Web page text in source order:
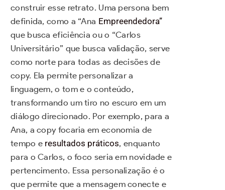
construir esse retrato. Uma persona bem
definida, como a “Ana Empreendedora”
que busca eficiência ou o “Carlos
Universitário” que busca validação, serve
como norte para todas as decisões de
copy. Ela permite personalizar a
linguagem, o tom e o conteúdo,
transformando um tiro no escuro em um
diálogo direcionado. Por exemplo, para a
Ana, a copy focaria em economia de
tempo e resultados práticos, enquanto
para o Carlos, o foco seria em novidade e
pertencimento. Essa personalização é o
que permite que a mensagem conecte e